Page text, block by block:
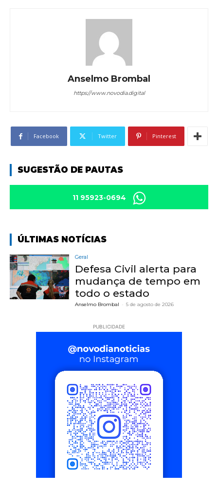
Anselmo Brombal
https://www.novodia.digital
Facebook Twitter Pinterest
SUGESTÃO DE PAUTAS
11 95923-0694
ÚLTIMAS NOTÍCIAS
Geral
Defesa Civil alerta para
mudança de tempo em
todo o estado
Anselmo Brombal - 5 de agosto de 2026
PUBLICIDADE